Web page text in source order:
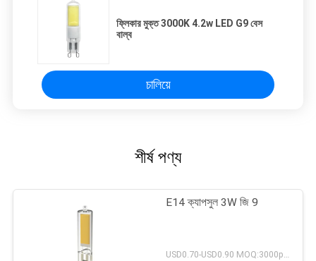
ফ্লিকার মুক্ত 3000K 4.2w LED G9 বেস
বাল্ব
চালিয়ে
শীর্ষ পণ্য
E14 ক্যাপসুল 3W জি 9
USD0.70-USD0.90 MOQ:3000pcs